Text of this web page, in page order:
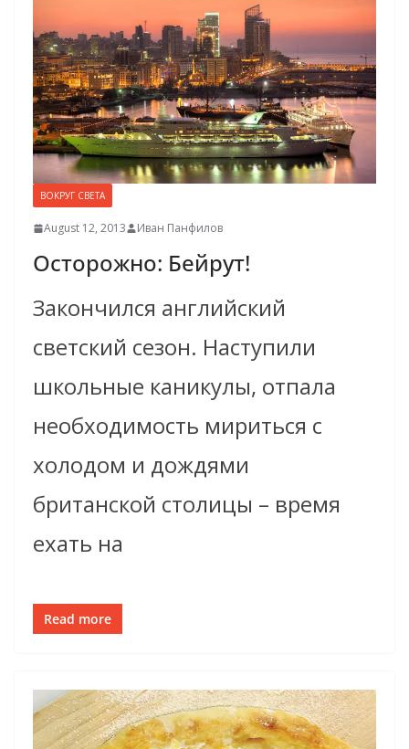
ВОКРУГ СВЕТА
August 12, 2013 Иван Панфилов
Осторожно: Бейрут!
Закончился английский
светский сезон. Наступили
школьные каникулы, отпала
необходимость мириться с
холодом и дождями
британской столицы – время
ехать на
Read more